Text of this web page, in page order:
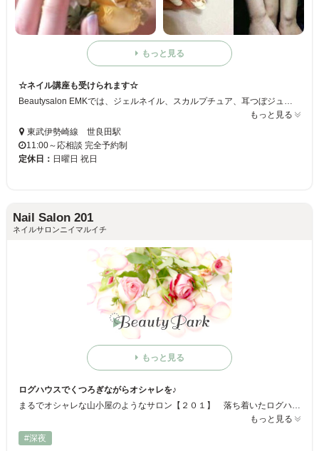
もっと見る
☆ネイル講座も受けられます☆
Beautysalon EMKでは、ジェルネイル、スカルプチュア、耳つぼジュエリー講座、プリジェルテクニカル講座が受けられます♪
もっと見る
東武伊勢崎線 世良田駅
11:00～応相談 完全予約制
定休日： 日曜日 祝日
Nail Salon 201
ネイルサロンニイマルイチ
もっと見る
ログハウスでくつろぎながらオシャレを♪
まるでオシャレな山小屋のようなサロン【２０１】 落ち着いたログハウスで木のぬくもりを感じながら、施術が受けられます☆ 完全予約制なので、贅沢な気分に♪
もっと見る
#深夜